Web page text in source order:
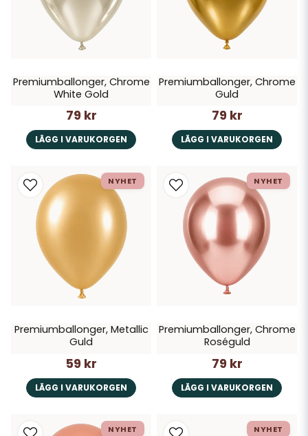
Premiumballonger, Chrome
White Gold
79 kr
LÄGG I VARUKORGEN
Premiumballonger, Chrome
Guld
79 kr
LÄGG I VARUKORGEN
Premiumballonger, Metallic
Guld
59 kr
LÄGG I VARUKORGEN
NYHET
Premiumballonger, Chrome
Roséguld
79 kr
LÄGG I VARUKORGEN
NYHET
NYHET NYHET